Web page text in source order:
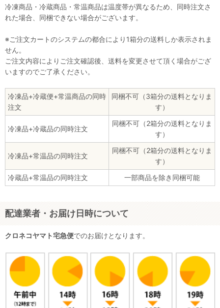
冷凍商品・冷蔵商品・常温商品は温度帯が異なるため、同時注文さ
れた場合、同梱できない場合がございます。
※ご注文カートのシステムの都合により1箱分の送料しか表示されま
せん。
ご注文内容によりご注文確認後、送料を変更させて頂く場合がござ
いますのでご了承ください。
冷凍品+冷蔵便+常温商品の同時
注文
同梱不可（3箱分の送料となりま
す）
冷凍品+冷蔵品の同時注文
同梱不可（2箱分の送料となりま
す）
冷凍品+常温品の同時注文
同梱不可（2箱分の送料となりま
す）
冷蔵品+常温品の同時注文
一部商品を除き同梱可能
配達業者・お届け日時について
クロネコヤマト宅急便でのお届けとなります。